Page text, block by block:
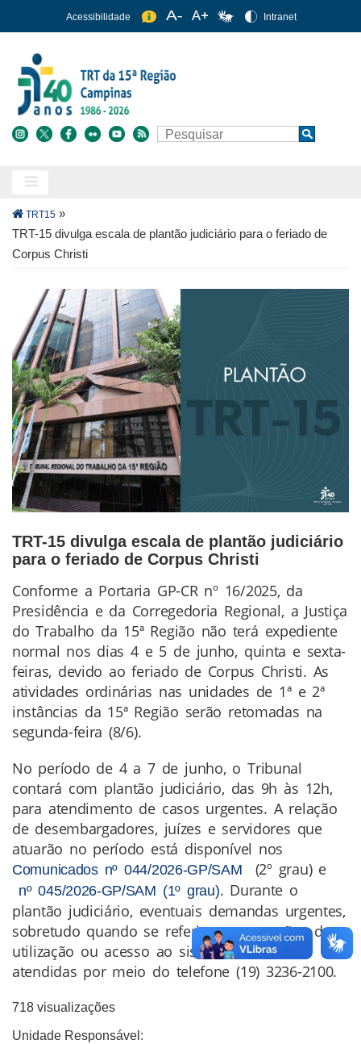
para
conteúdo
principal
Acessibilidade Intranet
Buscar Search
Trilha
de
navegação
TRT15 »
TRT-15 divulga escala de plantão judiciário para o feriado de
Corpus Christi
TRT-15 divulga escala de plantão judiciário
para o feriado de Corpus Christi
Conteúdo
da
Notícia
Conforme a Portaria GP-CR nº 16/2025, da
Presidência e da Corregedoria Regional, a Justiça
do Trabalho da 15ª Região não terá expediente
normal nos dias 4 e 5 de junho, quinta e sexta-
feiras, devido ao feriado de Corpus Christi. As
atividades ordinárias nas unidades de 1ª e 2ª
instâncias da 15ª Região serão retomadas na
segunda-feira (8/6).
No período de 4 a 7 de junho, o Tribunal
contará com plantão judiciário, das 9h às 12h,
para atendimento de casos urgentes. A relação
de desembargadores, juízes e servidores que
atuarão no período está disponível nos
Comunicados nº 044/2026-GP/SAM (2º grau) e
nº 045/2026-GP/SAM (1º grau). Durante o
plantão judiciário, eventuais demandas urgentes,
sobretudo quando se referirem a questões de
utilização ou acesso ao sistema PJe, serão
atendidas por meio do telefone (19) 3236-2100.
718 visualizações
Unidade Responsável: